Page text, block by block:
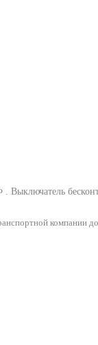
. Выключатель
компании